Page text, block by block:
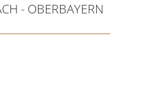
- OBERBAYERN